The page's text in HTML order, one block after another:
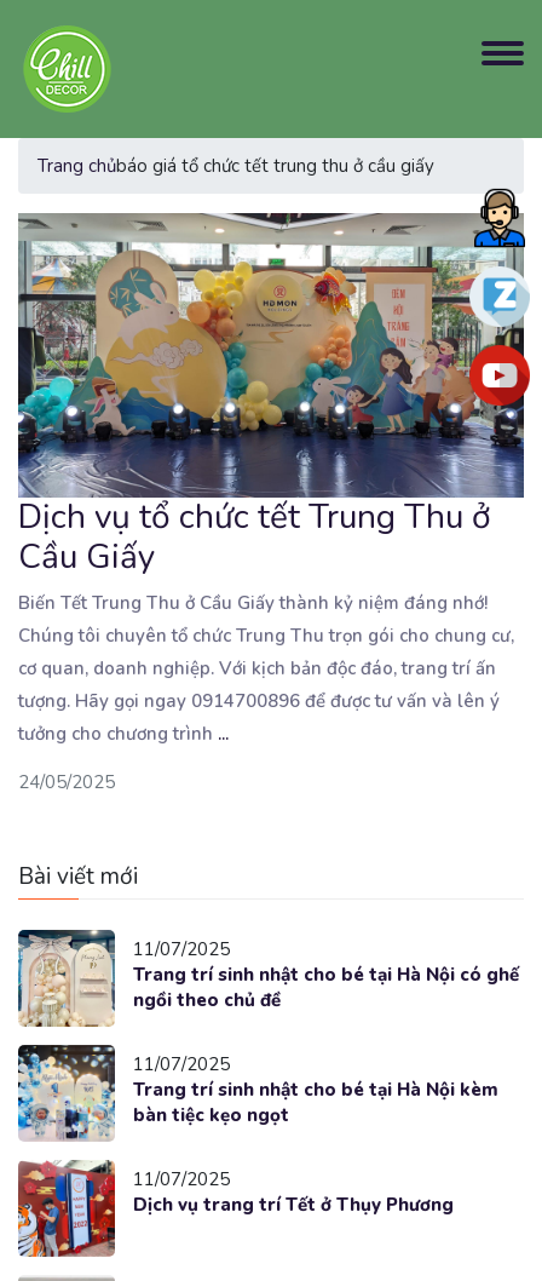
Trang chủbáo giá tổ chức tết trung thu ở cầu giấy
Dịch vụ tổ chức tết Trung Thu ở
Cầu Giấy
Biến Tết Trung Thu ở Cầu Giấy thành kỷ niệm đáng nhớ!
Chúng tôi chuyên tổ chức Trung Thu trọn gói cho chung cư,
cơ quan, doanh nghiệp. Với kịch bản độc đáo, trang trí ấn
tượng. Hãy gọi ngay 0914700896 để được tư vấn và lên ý
tưởng cho chương trình ...
24/05/2025
Bài viết mới
11/07/2025
Trang trí sinh nhật cho bé tại Hà Nội có ghế
ngồi theo chủ đề
11/07/2025
Trang trí sinh nhật cho bé tại Hà Nội kèm
bàn tiệc kẹo ngọt
11/07/2025
Dịch vụ trang trí Tết ở Thụy Phương